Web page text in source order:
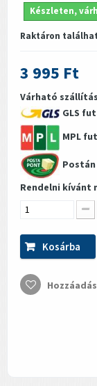
Készleten,
Raktáron
3 995 Ft
Várható
GLS
MPL
Rendelni kívánt
Kosárba